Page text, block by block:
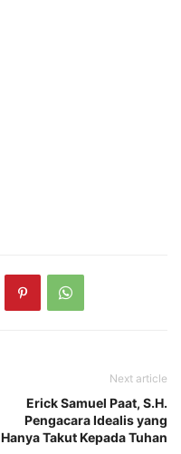
Next article
Erick Samuel Paat, S.H.
Pengacara Idealis yang
Hanya Takut Kepada Tuhan